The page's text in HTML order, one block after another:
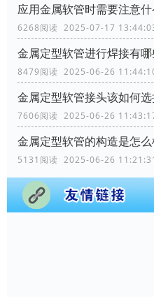
应用金属软管时需要注意什
6268阅读 2025-07-17
金属定型软管进行焊接有哪
8479阅读 2025-06-26
金属定型软管接头该如何选
7606阅读 2025-06-26
金属定型软管的构造是怎
5131阅读 2025-06-26